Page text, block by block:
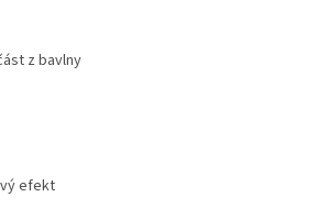
z bavlny
efekt